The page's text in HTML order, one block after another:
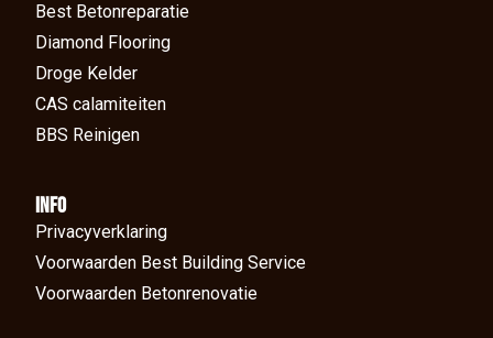
Best Betonreparatie
Diamond Flooring
Droge Kelder
CAS calamiteiten
BBS Reinigen
Info
Privacyverklaring
Voorwaarden Best Building Service
Voorwaarden Betonrenovatie